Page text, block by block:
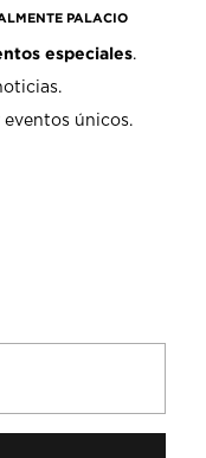
PALACIO
especiales.
eventos únicos.